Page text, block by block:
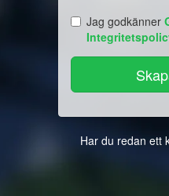
Jag godkänner
Har du redan ett